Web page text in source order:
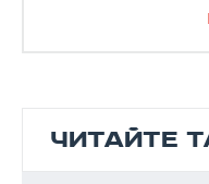
ЧИТАЙТЕ